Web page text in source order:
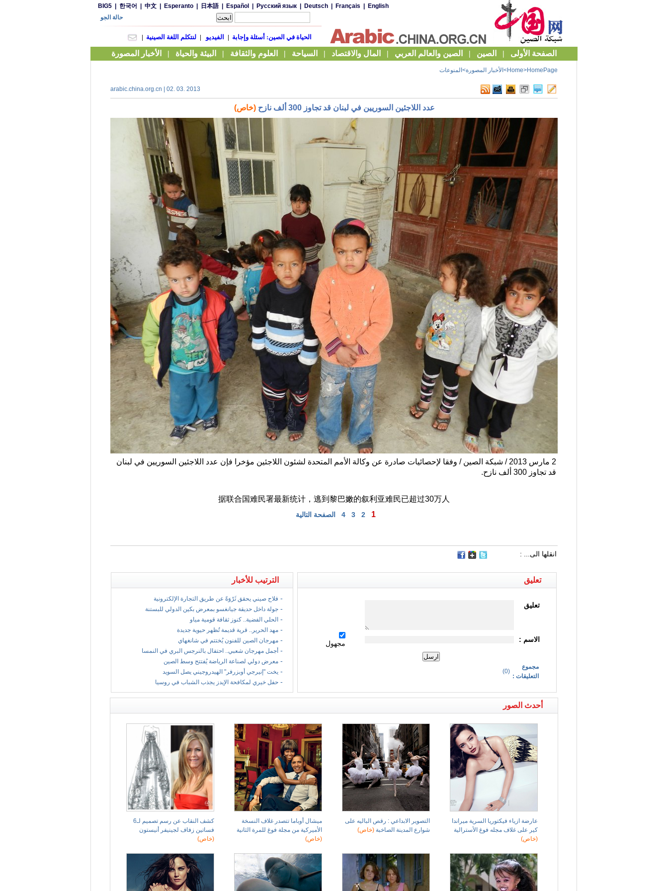
Home>HomePage
> الأخبار المصورة> المنوعات
arabic.china.org.cn | 02. 03. 2013
عدد اللاجئين السوريين في لبنان قد تجاوز 300 ألف نازح (خاص)
2 مارس 2013 / شبكة الصين / وفقا لإحصائيات صادرة عن وكالة الأمم المتحدة لشئون اللاجئين مؤخرا فإن عدد اللاجئين السوريين في لبنان
قد تجاوز 300 ألف نازح.
据联合国难民署最新统计，逃到黎巴嫩的叙利亚难民已超过30万人
1
2
3
4 الصفحة التالية
انقلها الى... :
الترتيب للأخبار
- فلاح صيني يحقق ثَرْوَةً عن طريق التجارة الإلكترونية
- جولة داخل حديقة جيانغسو بمعرض بكين الدولي للبستنة
- الحلي الفضية.. كنوز ثقافة قومية مياو
- مهد الحرير.. قرية قديمة تُظهر حيوية جديدة
- مهرجان الصين للفنون يُختتم في شانغهاي
- أجمل مهرجان شعبي.. احتفال بالنرجس البري في النمسا
- معرض دولي لصناعة الرياضة يُفتتح وسط الصين
- يخت "إنيرجي أوبزرفر" الهيدروجيني يصل السويد
- حفل خيري لمكافحة الإيدز يجذب الشباب في روسيا
تعليق
تعليق
مجهول الاسم :
(
0
)
مجموع
التعليقات :
أحدث الصور
كشف النقاب عن رسم تصميم لـ6
فساتين زفاف لجينيفر أنيستون
(خاص)
ميشال أوباما تتصدر غلاف النسخة
الأميركية من مجلة فوغ للمرة الثانية
(خاص)
التصوير الابداعي : رقص الباليه على
شوارع المدينة الصاخبة(خاص)
عارضة ازياء فيكتوريا السرية ميراندا
كير على غلاف مجله فوغ الأسترالية
(خاص)